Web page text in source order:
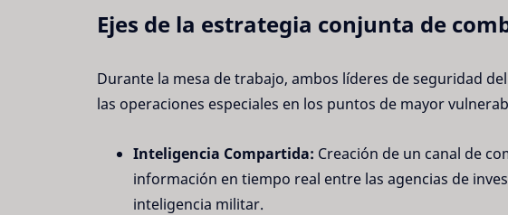
Ejes de la estrategia conjunta de
Durante la mesa de trabajo, ambos líderes de seguridad
las operaciones especiales en los puntos de mayor
Inteligencia Compartida: Creación de un canal de
información en tiempo real entre las agencias de
inteligencia militar.